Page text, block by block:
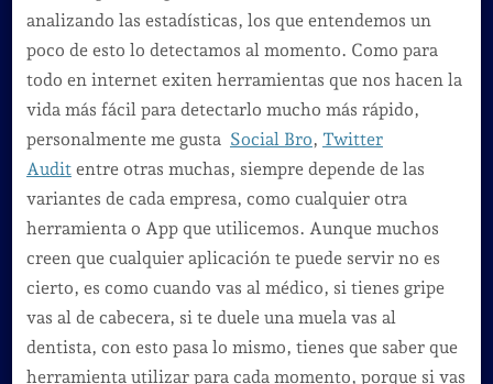
analizando las estadísticas, los que entendemos un
poco de esto lo detectamos al momento. Como para
todo en internet exiten herramientas que nos hacen la
vida más fácil para detectarlo mucho más rápido,
personalmente me gusta Social Bro, Twitter
Auditentre otras muchas, siempre depende de las
variantes de cada empresa, como cualquier otra
herramienta o App que utilicemos. Aunque muchos
creen que cualquier aplicación te puede servir no es
cierto, es como cuando vas al médico, si tienes gripe
vas al de cabecera, si te duele una muela vas al
dentista, con esto pasa lo mismo, tienes que saber que
herramienta utilizar para cada momento, porque si vas